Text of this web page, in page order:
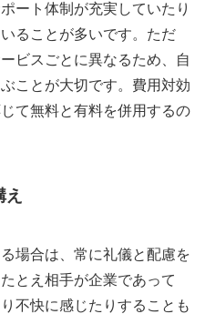
ート体制が充実していたり
ることが多いです。ただ
ビスごとに異なるため、自
ことが大切です。費用対効
て無料と有料を併用するの
場合は、常に礼儀と配慮を
とえ相手が企業であって
不快に感じたりすることも